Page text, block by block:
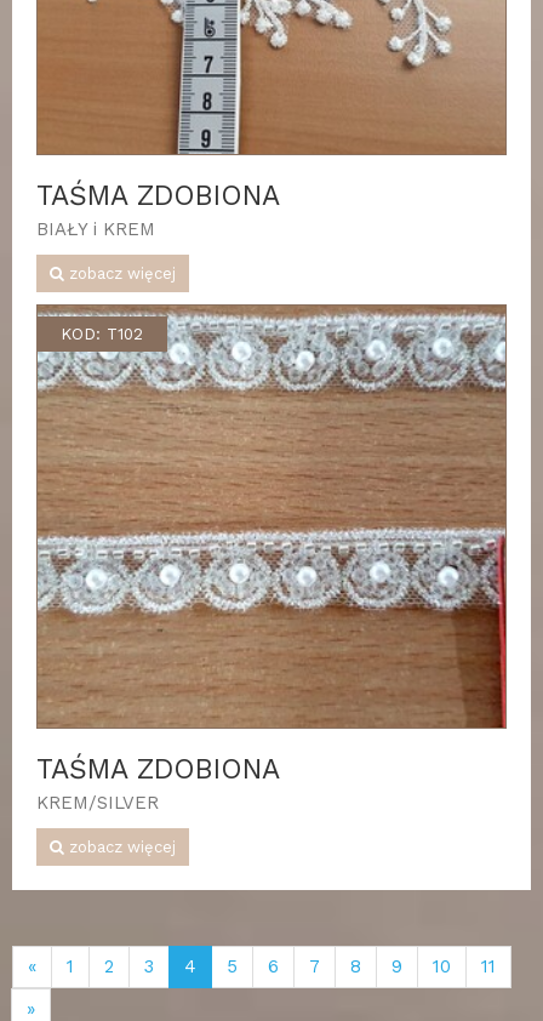
TAŚMA ZDOBIONA
BIAŁY i KREM
zobacz więcej
KOD: T102
TAŚMA ZDOBIONA
KREM/SILVER
zobacz więcej
« 1 2 3 4 5 6 7 8 9 10
11
»